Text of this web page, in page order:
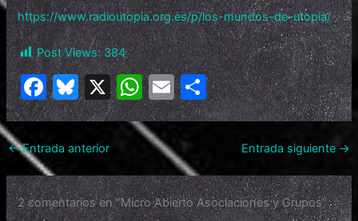
https://www.radioutopia.org.es/p/los-mundos-de-utopia/
Post Views: 384
F
a
c
e
b
o
Bl
u
e
s
k
y
X W
h
at
A
p
E
m
ai
l
C
o
ar
tir
←Entrada anterior Entrada siguiente →
2 comentarios en “Micro Abierto Asociaciones y Grupos”